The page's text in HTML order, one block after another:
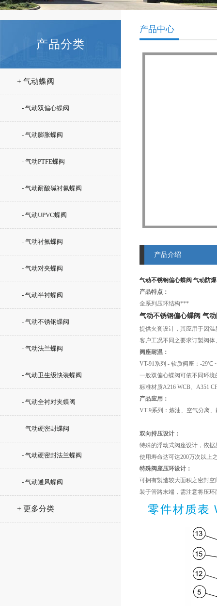
产品分类
+ 气动蝶阀
- 气动双偏心蝶阀
- 气动膨胀蝶阀
- 气动PTFE蝶阀
- 气动耐酸碱衬氟蝶阀
- 气动UPVC蝶阀
- 气动衬氟蝶阀
- 气动对夹蝶阀
- 气动半衬蝶阀
- 气动不锈钢蝶阀
- 气动法兰蝶阀
- 气动卫生级快装蝶阀
- 气动全衬对夹蝶阀
- 气动硬密封蝶阀
- 气动硬密封法兰蝶阀
- 气动通风蝶阀
+ 更多分类
产品中心
产品介绍
气动不锈钢偏心蝶阀 气动防
产品特点：
全系列压环结构***
气动不锈钢偏心蝶阀 气
提供夹套设计，其应用于因
客户工况不同之要求订製阀
阀座耐温：
VT-91系列 - 软质阀座：-29℃
一般双偏心蝶阀可依不同环
标准材质A216 WCB、A351
产品应用：
VT-9系列：炼油、空气分离
双向持压设计：
特殊的浮动式阀座设计，依
使用寿命达可达200万次以上
特殊阀座压环设计：
可拥有製造较大面积之密封
装于管路末端，需注意将压